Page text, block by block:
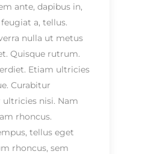
ante, dapibus in,
a, tellus.
nulla ut metus
Quisque rutrum.
Etiam ultricies
Curabitur
nisi. Nam
rhoncus.
tellus eget
rhoncus, sem